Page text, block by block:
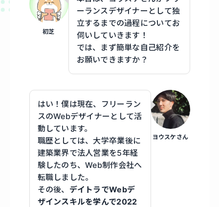
初芝
ーランスデザイナーとして独
立するまでの過程についてお
伺いしていきます！
では、まず簡単な自己紹介を
お願いできますか？
ヨウスケさん
はい！僕は現在、フリーラン
スのWebデザイナーとして活
動しています。
職歴としては、大学卒業後に
建築業界で法人営業を5年経
験したのち、Web制作会社へ
転職しました。
その後、 デイトラでWebデ
ザインスキルを学んで2022